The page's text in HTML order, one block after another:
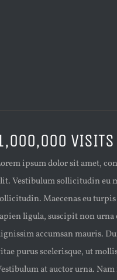
VISITS
ipsum dolor sit amet,
Vestibulum sollicitudin eu
Maecenas eu
ligula, suscipit non urna
accumsan mauris.
purus scelerisque, ut
at auctor urna.